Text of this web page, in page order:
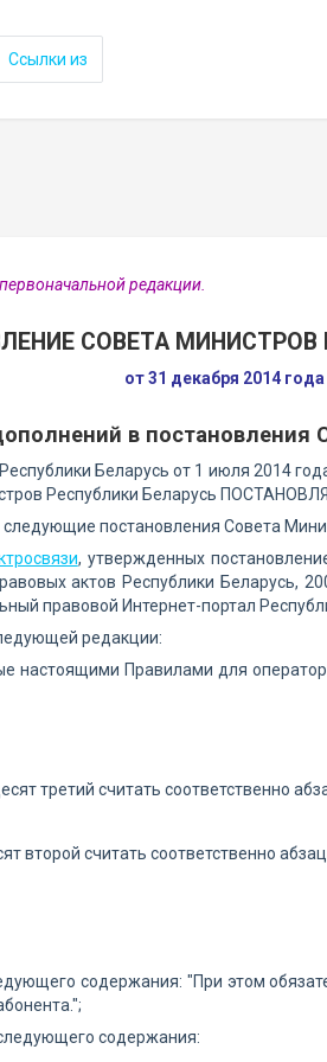
Ссылки из
редакции.
СОВЕТА МИНИСТРОВ
от 31 декабря 2014
в постановления
Беларусь от 1 июля 2014
Республики Беларусь
постановления Совета
, утвержденных
актов Республики Беларусь,
правовой Интернет-портал
редакции:
настоящими Правилами для
третий считать соответственно
второй считать соответственно
содержания: "При этом
содержания: